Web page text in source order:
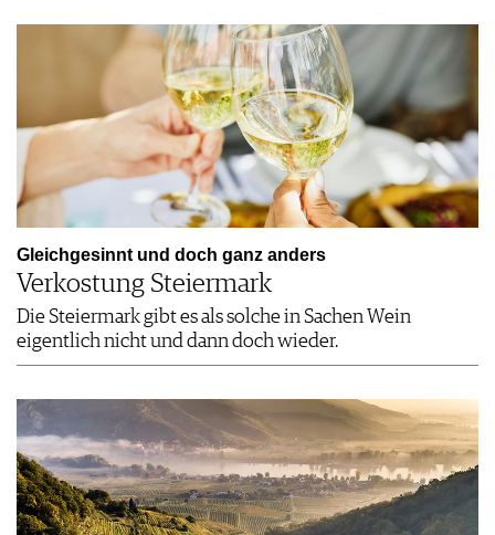
Gleichgesinnt und doch ganz anders
Verkostung Steiermark
Die Steiermark gibt es als solche in Sachen Wein
eigentlich nicht und dann doch wieder.